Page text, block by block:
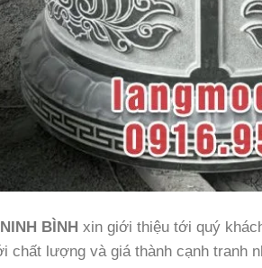
BÌNH xin giới thiệu tới quý
chất lượng và giá thành cạnh tranh